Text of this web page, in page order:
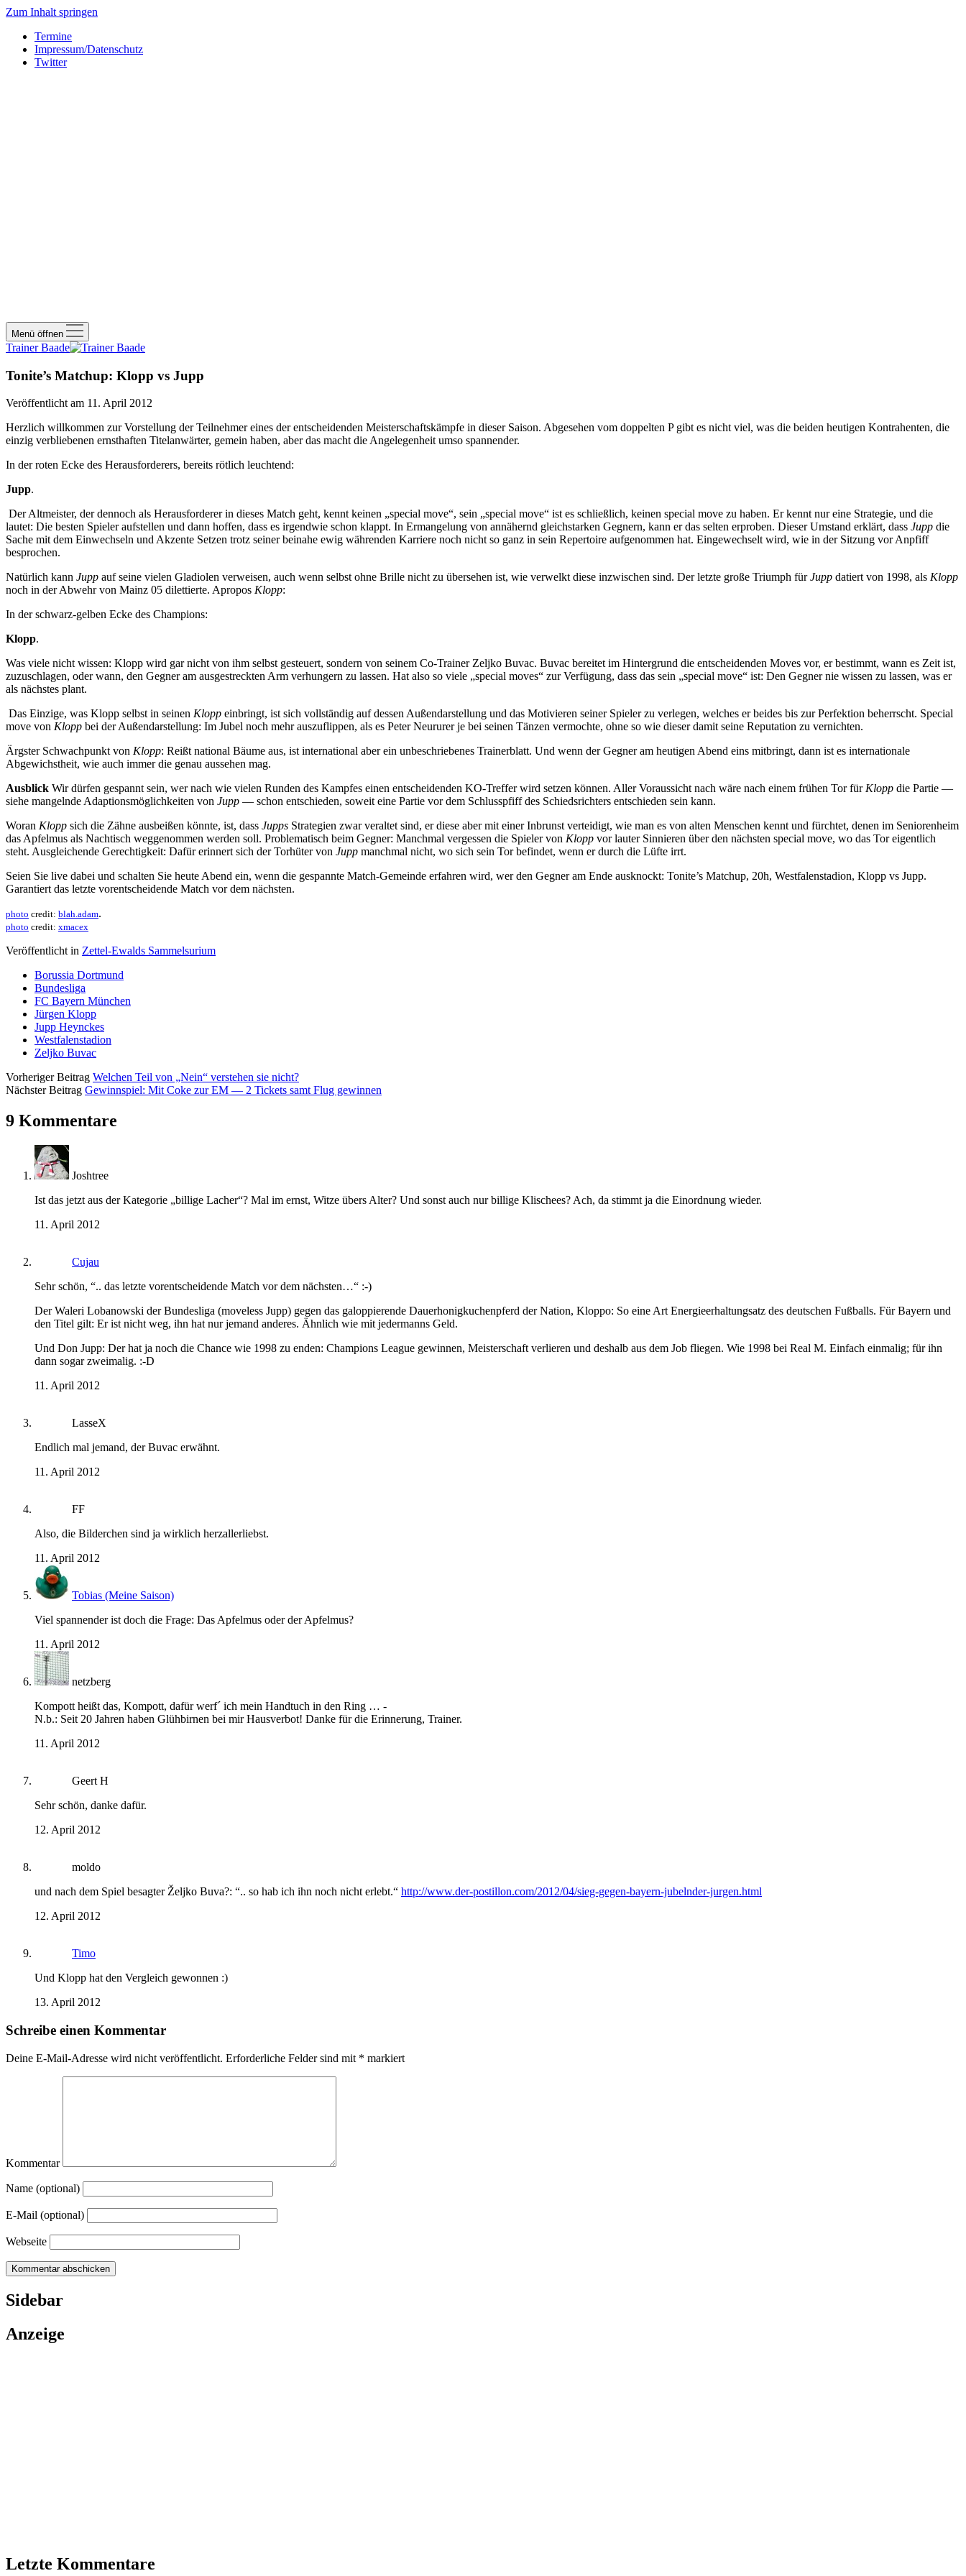
Zum Inhalt springen
Termine
Impressum/Datenschutz
Twitter
Menü öffnen
Trainer Baade
Tonite’s Matchup: Klopp vs Jupp
Veröffentlicht am 11. April 2012
Herzlich willkommen zur Vorstellung der Teilnehmer eines der entscheidenden Meisterschaftskämpfe in dieser Saison. Abgesehen vom doppelten P gibt es nicht viel, was die beiden heutigen Kontrahenten, die
einzig verbliebenen ernsthaften Titelanwärter, gemein haben, aber das macht die Angelegenheit umso spannender.
In der roten Ecke des Herausforderers, bereits rötlich leuchtend:
Jupp.
Der Altmeister, der dennoch als Herausforderer in dieses Match geht, kennt keinen „special move“, sein „special move“ ist es schließlich, keinen special move zu haben. Er kennt nur eine Strategie, und die
lautet: Die besten Spieler aufstellen und dann hoffen, dass es irgendwie schon klappt. In Ermangelung von annähernd gleichstarken Gegnern, kann er das selten erproben. Dieser Umstand erklärt, dass Jupp die
Sache mit dem Einwechseln und Akzente Setzen trotz seiner beinahe ewig währenden Karriere noch nicht so ganz in sein Repertoire aufgenommen hat. Eingewechselt wird, wie in der Sitzung vor Anpfiff
besprochen.
Natürlich kann Jupp auf seine vielen Gladiolen verweisen, auch wenn selbst ohne Brille nicht zu übersehen ist, wie verwelkt diese inzwischen sind. Der letzte große Triumph fürJupp datiert von 1998, als Klopp
noch in der Abwehr von Mainz 05 dilettierte. Apropos Klopp:
In der schwarz-gelben Ecke des Champions:
Klopp.
Was viele nicht wissen: Klopp wird gar nicht von ihm selbst gesteuert, sondern von seinem Co-Trainer Zeljko Buvac. Buvac bereitet im Hintergrund die entscheidenden Moves vor, er bestimmt, wann es Zeit ist,
zuzuschlagen, oder wann, den Gegner am ausgestreckten Arm verhungern zu lassen. Hat also so viele „special moves“ zur Verfügung, dass das sein „special move“ ist: Den Gegner nie wissen zu lassen, was er
als nächstes plant.
Das Einzige, was Klopp selbst in seinen Klopp einbringt, ist sich vollständig auf dessen Außendarstellung und das Motivieren seiner Spieler zu verlegen, welches er beides bis zur Perfektion beherrscht. Special
move von Klopp bei der Außendarstellung: Im Jubel noch mehr auszuflippen, als es Peter Neururer je bei seinen Tänzen vermochte, ohne so wie dieser damit seine Reputation zu vernichten.
Ärgster Schwachpunkt von Klopp: Reißt national Bäume aus, ist international aber ein unbeschriebenes Trainerblatt. Und wenn der Gegner am heutigen Abend eins mitbringt, dann ist es internationale
Abgewichstheit, wie auch immer die genau aussehen mag.
Ausblick Wir dürfen gespannt sein, wer nach wie vielen Runden des Kampfes einen entscheidenden KO-Treffer wird setzen können. Aller Voraussicht nach wäre nach einem frühen Tor fürKlopp die Partie —
siehe mangelnde Adaptionsmöglichkeiten von Jupp — schon entschieden, soweit eine Partie vor dem Schlusspfiff des Schiedsrichters entschieden sein kann.
Woran Klopp sich die Zähne ausbeißen könnte, ist, dass Jupps Strategien zwar veraltet sind, er diese aber mit einer Inbrunst verteidigt, wie man es von alten Menschen kennt und fürchtet, denen im Seniorenheim
das Apfelmus als Nachtisch weggenommen werden soll. Problematisch beim Gegner: Manchmal vergessen die Spieler von Klopp vor lauter Sinnieren über den nächsten special move, wo das Tor eigentlich
steht. Ausgleichende Gerechtigkeit: Dafür erinnert sich der Torhüter von Jupp manchmal nicht, wo sich sein Tor befindet, wenn er durch die Lüfte irrt.
Seien Sie live dabei und schalten Sie heute Abend ein, wenn die gespannte Match-Gemeinde erfahren wird, wer den Gegner am Ende ausknockt: Tonite’s Matchup, 20h, Westfalenstadion, Klopp vs Jupp.
Garantiert das letzte vorentscheidende Match vor dem nächsten.
photo credit: blah.adam.
photo credit: xmacex
Veröffentlicht in Zettel-Ewalds Sammelsurium
Borussia Dortmund
Bundesliga
FC Bayern München
Jürgen Klopp
Jupp Heynckes
Westfalenstadion
Zeljko Buvac
Vorheriger Beitrag Welchen Teil von „Nein“ verstehen sie nicht?
Nächster Beitrag Gewinnspiel: Mit Coke zur EM — 2 Tickets samt Flug gewinnen
9 Kommentare
Joshtree
Ist das jetzt aus der Kategorie „billige Lacher“? Mal im ernst, Witze übers Alter? Und sonst auch nur billige Klischees? Ach, da stimmt ja die Einordnung wieder.
11. April 2012
Cujau
Sehr schön, “.. das letzte vorentscheidende Match vor dem nächsten…“ :-)
Der Waleri Lobanowski der Bundesliga (moveless Jupp) gegen das galoppierende Dauerhonigkuchenpferd der Nation, Kloppo: So eine Art Energieerhaltungsatz des deutschen Fußballs. Für Bayern und
den Titel gilt: Er ist nicht weg, ihn hat nur jemand anderes. Ähnlich wie mit jedermanns Geld.
Und Don Jupp: Der hat ja noch die Chance wie 1998 zu enden: Champions League gewinnen, Meisterschaft verlieren und deshalb aus dem Job fliegen. Wie 1998 bei Real M. Einfach einmalig; für ihn
dann sogar zweimalig. :-D
11. April 2012
LasseX
Endlich mal jemand, der Buvac erwähnt.
11. April 2012
FF
Also, die Bilderchen sind ja wirklich herzallerliebst.
11. April 2012
Tobias (Meine Saison)
Viel spannender ist doch die Frage: Das Apfelmus oder der Apfelmus?
11. April 2012
netzberg
Kompott heißt das, Kompott, dafür werf´ ich mein Handtuch in den Ring … -
N.b.: Seit 20 Jahren haben Glühbirnen bei mir Hausverbot! Danke für die Erinnerung, Trainer.
11. April 2012
Geert H
Sehr schön, danke dafür.
12. April 2012
moldo
und nach dem Spiel besagter Željko Buva?: “.. so hab ich ihn noch nicht erlebt.“ http://www.der-postillon.com/2012/04/sieg-gegen-bayern-jubelnder-jurgen.html
12. April 2012
Timo
Und Klopp hat den Vergleich gewonnen :)
13. April 2012
Schreibe einen Kommentar
Deine E-Mail-Adresse wird nicht veröffentlicht. Erforderliche Felder sind mit * markiert
Kommentar
Name (optional)
E-Mail (optional)
Webseite
Sidebar
Anzeige
Letzte Kommentare